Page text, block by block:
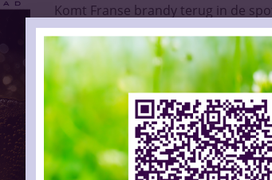
Komt Franse brandy terug in de
Wine Paris lanceert ‘Be No’ voor
Japanse rijstcrisis raakt sake-
Overname The Famous Grouse en
Teleurstellend eindbod voor cao
Champagneboeren opgelucht over
Italiaanse fine wine blijft domineren
Minder Amarone, meer Valpolicella
Één druif, vele gezichten én smaken.